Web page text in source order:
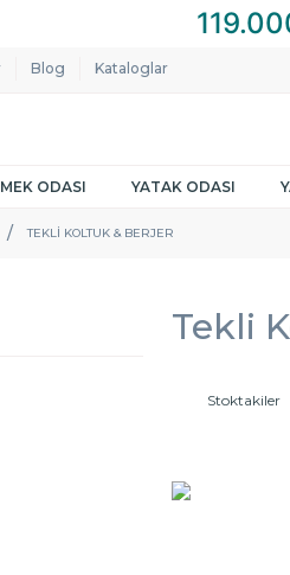
Blog Kataloglar
ODASI YATAK ODASI
TEKLI KOLTUK & BERJER
Tekli
Stoktakiler